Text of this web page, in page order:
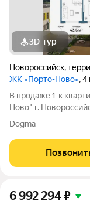
3D-тур
Новороссийск,
ЖК «Порто-Ново», 4
В продаже 1-к
Ново" г.
площадью 43.6 кв.м., на
для комфортной
становится
Dogma
6 992 294₽